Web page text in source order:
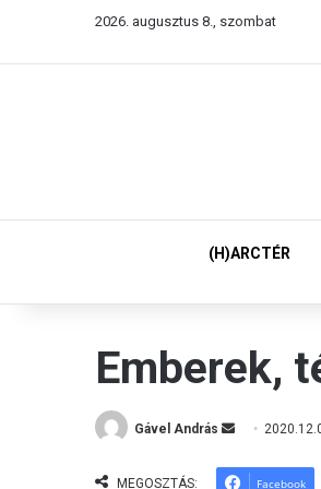
2026. augusztus 8., szombat
(H)ARCTÉR
Emberek,
Gável András
n
MEGOSZTÁS: Facebook